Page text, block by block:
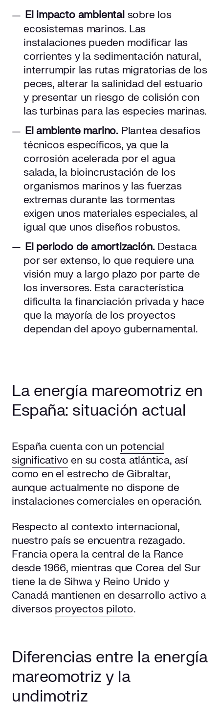
El impacto ambientalsobre los
ecosistemas marinos. Las
instalaciones pueden modificar las
corrientes y la sedimentación natural,
interrumpir las rutas migratorias de los
peces, alterar la salinidad del estuario
y presentar un riesgo de colisión con
las turbinas para las especies marinas.
El ambiente marino. Plantea desafíos
técnicos específicos, ya que la
corrosión acelerada por el agua
salada, la bioincrustación de los
organismos marinos y las fuerzas
extremas durante las tormentas
exigen unos materiales especiales, al
igual que unos diseños robustos.
El periodo de amortización.Destaca
por ser extenso, lo que requiere una
visión muy a largo plazo por parte de
los inversores. Esta característica
dificulta la financiación privada y hace
que la mayoría de los proyectos
dependan del apoyo gubernamental.
La energía mareomotriz en
España: situación actual
España cuenta con un potencial
significativo en su costa atlántica, así
como en el estrecho de Gibraltar,
aunque actualmente no dispone de
instalaciones comerciales en operación.
Respecto al contexto internacional,
nuestro país se encuentra rezagado.
Francia opera la central de la Rance
desde 1966, mientras que Corea del Sur
tiene la de Sihwa y Reino Unido y
Canadá mantienen en desarrollo activo a
diversos proyectos piloto.
Diferencias entre la energía
mareomotriz y la
undimotriz